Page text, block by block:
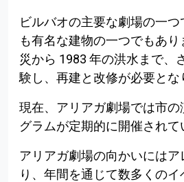
ビルバオの主要な劇場の一
も有名な建物の一つでもあり
災から 1983 年の洪水まで、
験し、再建と改修が必要とな
現在、アリアガ劇場では市の
グラムが定期的に開催されて
アリアガ劇場の向かいには
り、年間を通じて数多くの